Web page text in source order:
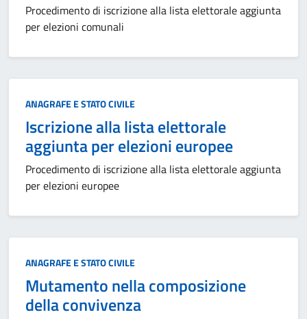
Procedimento di iscrizione alla lista elettorale aggiunta
per elezioni comunali
Categoria:
ANAGRAFE E STATO CIVILE
Iscrizione alla lista elettorale
aggiunta per elezioni europee
Procedimento di iscrizione alla lista elettorale aggiunta
per elezioni europee
Categoria:
ANAGRAFE E STATO CIVILE
Mutamento nella composizione
della convivenza